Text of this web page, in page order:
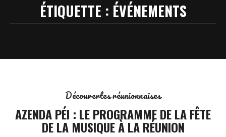
ÉTIQUETTE : ÉVÉNEMENTS
Découvertes réunionnaises
AZENDA PÉI : LE PROGRAMME DE LA FÊTE
DE LA MUSIQUE À LA RÉUNION